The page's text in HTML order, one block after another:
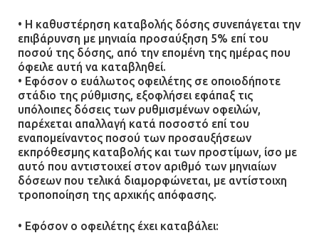
• Η καθυστέρηση καταβολής δόσης συνεπάγεται την
επιβάρυνση με μηνιαία προσαύξηση 5% επί του
ποσού της δόσης, από την επομένη της ημέρας που
όφειλε αυτή να καταβληθεί.
• Εφόσον ο ευάλωτος οφειλέτης σε οποιοδήποτε
στάδιο της ρύθμισης, εξοφλήσει εφάπαξ τις
υπόλοιπες δόσεις των ρυθμισμένων οφειλών,
παρέχεται απαλλαγή κατά ποσοστό επί του
εναπομείναντος ποσού των προσαυξήσεων
εκπρόθεσμης καταβολής και των προστίμων, ίσο με
αυτό που αντιστοιχεί στον αριθμό των μηνιαίων
δόσεων που τελικά διαμορφώνεται, με αντίστοιχη
τροποποίηση της αρχικής απόφασης.
• Εφόσον ο οφειλέτης έχει καταβάλει: